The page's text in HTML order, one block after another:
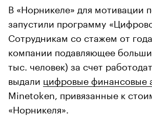
В «Норникеле» для мотивации
запустили программу
Сотрудникам со стажем от
компании подавляющее
тыс. человек) за счет
выдали цифровые финансовые
Minetoken, привязанные к
«Норникеля».